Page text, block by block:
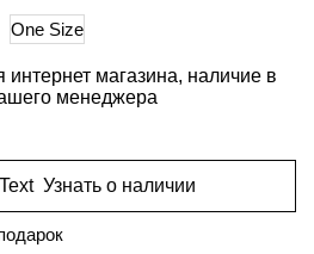
One Size
интернет магазина, наличие в
менеджера
Узнать о наличии